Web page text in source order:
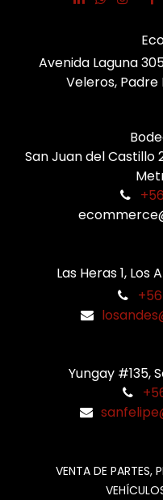
Avenida Laguna
Veleros, Padre
San Juan del Castillo
Las Heras 1, Los
Yungay #135,
VENTA DE PARTES,